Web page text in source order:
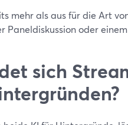
mehr als aus für die Art
Paneldiskussion oder
sich